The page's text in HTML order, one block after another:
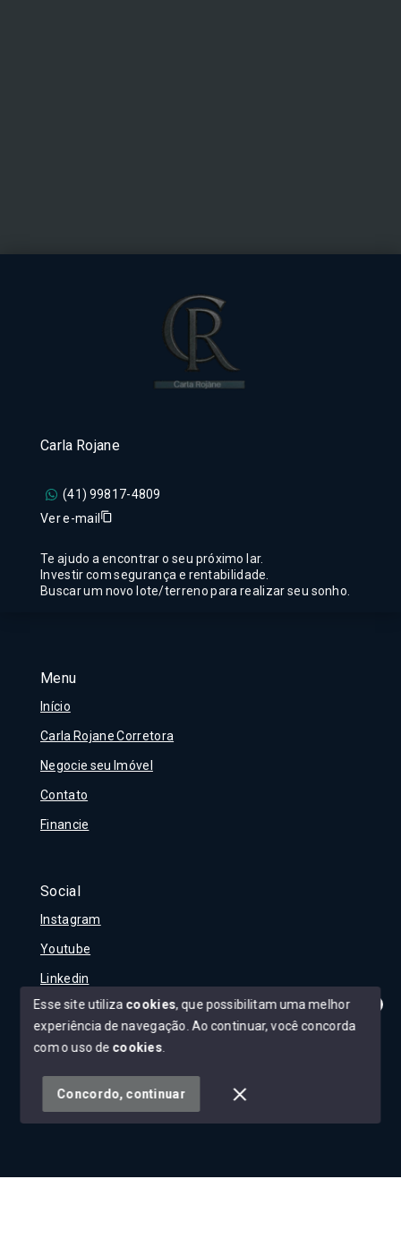
Olá! Tudo bem?
Menu
Início
Carla Rojane Corretora
Negocie seu Imóvel
Contato
Financie
Social
Instagram
Youtube
Linkedin
© Copyright 2026 - Carla Rojane - Todos os direitos
SITE PARA IMOBILIARIA
Carla Rojane
(41) 99817-4809
Ver e-mail
Te ajudo a encontrar o seu próximo lar.
Investir com segurança e rentabilidade.
Buscar um novo lote/terreno para realizar seu sonho.
Esse site utiliza cookies, que possibilitam uma melhor
experiência de navegação. Ao continuar, você concorda
com o uso de cookies
Concordo, continuar